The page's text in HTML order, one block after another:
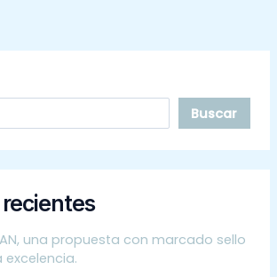
Buscar
una propuesta con marcado sello
excelencia.